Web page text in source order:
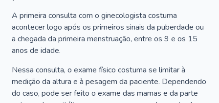
A primeira consulta com o ginecologista costuma
acontecer logo após os primeiros sinais da puberdade ou
a chegada da primeira menstruação, entre os 9 e os 15
anos de idade.
Nessa consulta, o exame físico costuma se limitar à
medição da altura e à pesagem da paciente. Dependendo
do caso, pode ser feito o exame das mamas e da parte